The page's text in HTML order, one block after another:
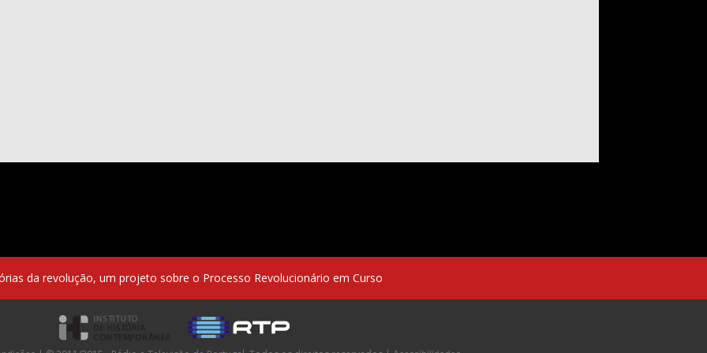
da revolução, um projeto sobre o Processo Revolucionário em Curso